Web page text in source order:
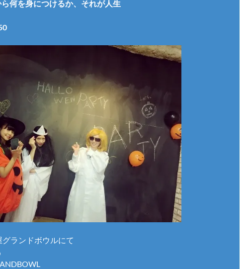
何を身につけるか、それが人生
ランドボウルにて